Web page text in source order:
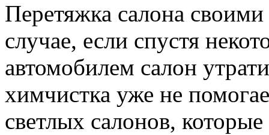
Перетяжка салона
случае, если спустя
автомобилем салон
химчистка уже не
светлых салонов,